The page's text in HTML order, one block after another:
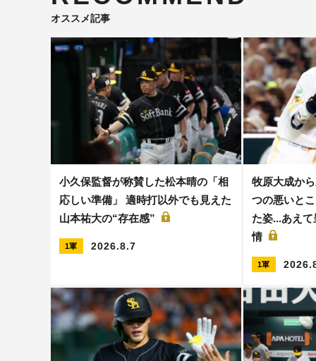
オススメ記事
小久保監督が称賛した松本晴の「相
応しい準備」 適時打以外でも見えた
山本祐大の“存在感”
1軍 2026.8.7
牧原大成か
つの悪いと
た姿...あえ
情
1軍